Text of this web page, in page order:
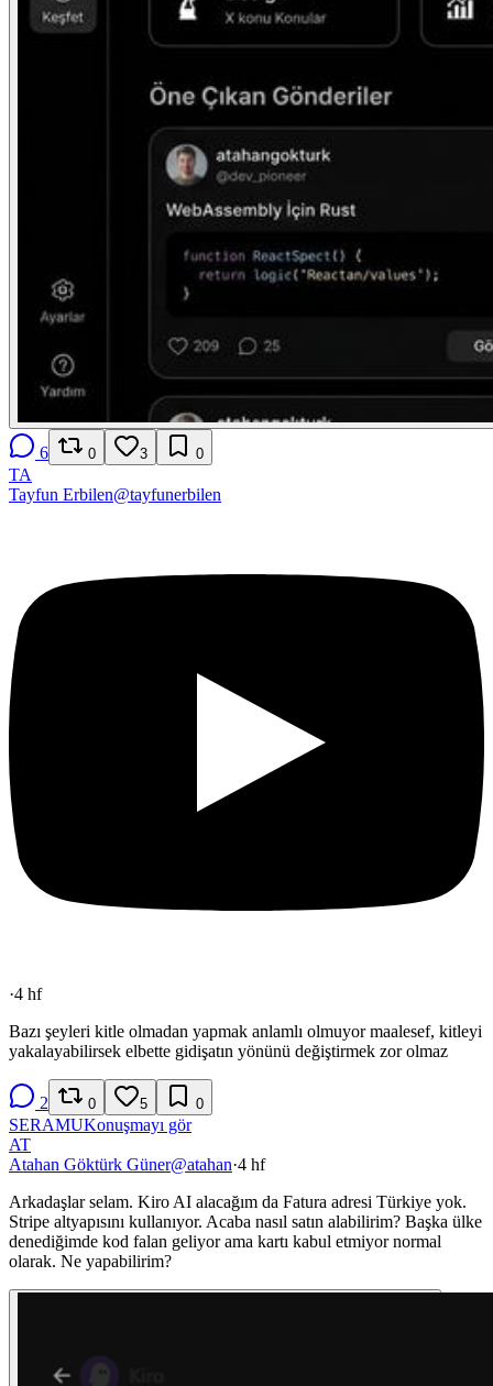
6 0 3 0
TA
Tayfun Erbilen@tayfunerbilen
·4 hf
Bazı şeyleri kitle olmadan yapmak anlamlı olmuyor maalesef, kitleyi
yakalayabilirsek elbette gidişatın yönünü değiştirmek zor olmaz
2 0 5 0
SERAMUKonuşmayı gör
AT
Atahan Göktürk Güner@atahan·4 hf
Arkadaşlar selam. Kiro AI alacağım da Fatura adresi Türkiye yok.
Stripe altyapısını kullanıyor. Acaba nasıl satın alabilirim? Başka ülke
denediğimde kod falan geliyor ama kartı kabul etmiyor normal
olarak. Ne yapabilirim?